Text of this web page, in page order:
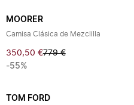
MOORER
Camisa Clásica de Mezclilla
350,50 €779 €
-55%
TOM FORD